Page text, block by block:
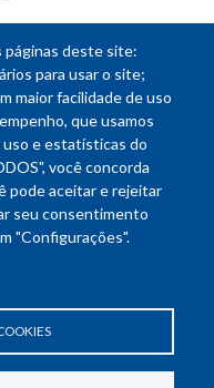
páginas deste site:
para usar o site;
maior facilidade de uso
que usamos
uso e estatísticas do
você concorda
pode aceitar e rejeitar
seu consentimento
"Configurações".
de Brito Filho
DF
3700
8h30 às 18h30